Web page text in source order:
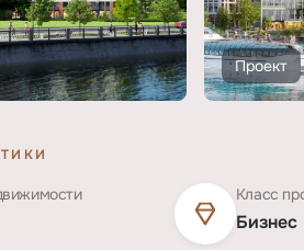
Проект
Класс
Бизнес